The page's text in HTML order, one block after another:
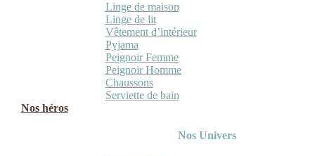
Linge de maison
Linge de lit
Vêtement d’intérieur
Pyjama
Peignoir Femme
Peignoir Homme
Chaussons
Serviette de bain
Nos héros
Nos Univers